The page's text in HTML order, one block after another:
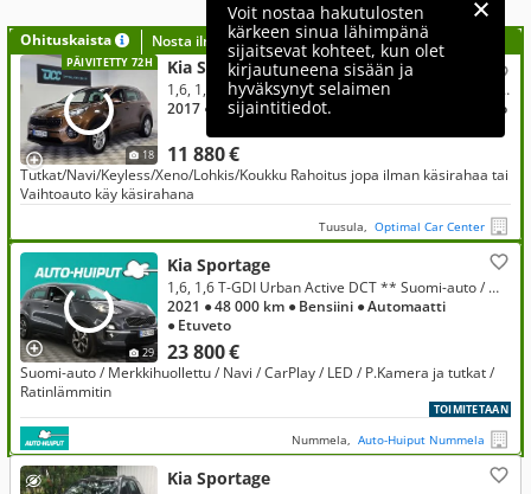
Voit nostaa hakutulosten
kärkeen sinua lähimpänä
sijaitsevat kohteet, kun olet
kirjautuneena sisään ja
hyväksynyt selaimen
sijaintitiedot.
Ohituskaista Nosta ilmoituksesi tähän?
PÄIVITETTY 72H
18
Kia Sportage
11 880 €
1,6, 1,6 ISG Urban EX EcoDynamics, Tutkat, Navi, Keyless, Koukku, Ratinlämmitys, Carplay & Android auto
2017 ● 175 000 km● Bensiini ● Etuveto
Tutkat/Navi/Keyless/Xeno/Lohkis/Koukku Rahoitus jopa ilman käsirahaa tai
Vaihtoauto käy käsirahana
Tuusula, Optimal Car Center
29
Kia Sportage
23 800 €
1,6, 1,6 T-GDI Urban Active DCT ** Suomi-auto / Merkkihuollettu / Navi / P.Kamera / Ratinlämmitin **
2021 ● 48 000 km ● Bensiini ● Automaatti
● Etuveto
Suomi-auto / Merkkihuollettu / Navi / CarPlay / LED / P.Kamera ja tutkat /
Ratinlämmitin
TOIMITETAAN
Nummela, Auto-Huiput Nummela
Kia Sportage